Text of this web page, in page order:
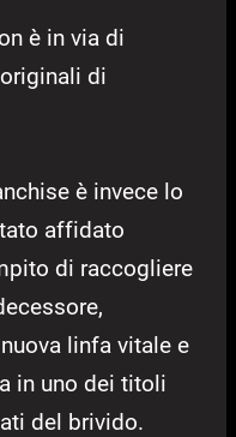
è in via di
di
è invece lo
affidato
di raccogliere
linfa vitale e
in uno dei titoli
del brivido.